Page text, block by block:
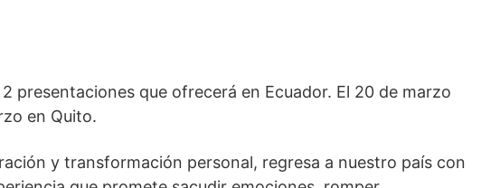
presentaciones que ofrecerá en Ecuador. El 20 de marzo
en Quito.
y transformación personal, regresa a nuestro país con